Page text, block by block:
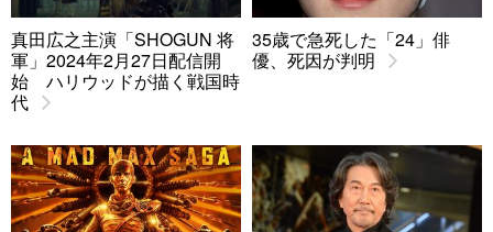
真田広之主演「SHOGUN 将
軍」2024年2月27日配信開
始 ハリウッドが描く戦国時
代
35歳で急死した「24」俳
優、死因が判明